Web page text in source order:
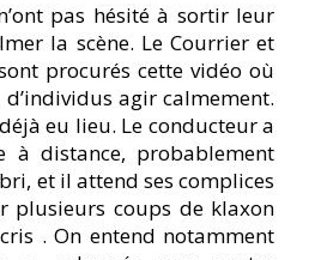
pas hésité à sortir leur
la scène. Le Courrier et
procurés cette vidéo où
agir calmement.
eu lieu. Le conducteur a
à distance, probablement
et il attend ses complices
plusieurs coups de klaxon
. On entend notamment